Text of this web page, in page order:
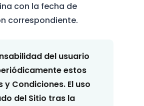
con la fecha de
correspondiente.
del usuario
estos
y Condiciones. El uso
del Sitio tras la